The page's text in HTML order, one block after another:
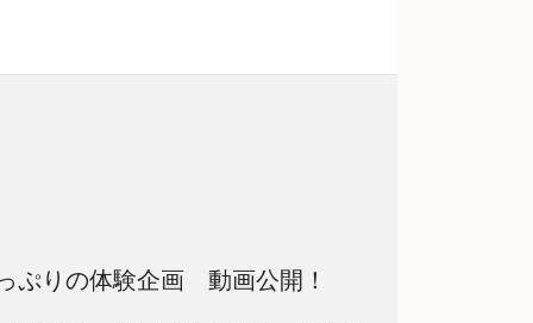
ぷりの体験企画 動画公開！